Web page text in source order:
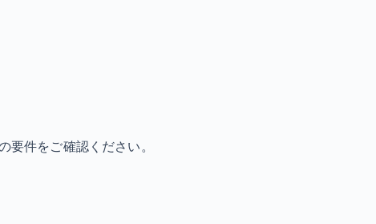
要件をご確認ください。